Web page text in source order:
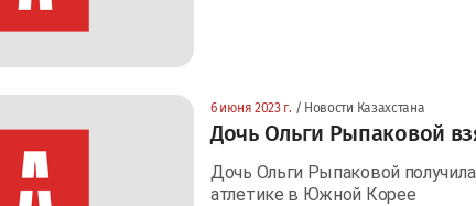
6 июня 2023 г. / Новости Казахстана
Дочь Ольги Рыпаковой
Дочь Ольги Рыпаковой
атлетике в Южной Корее